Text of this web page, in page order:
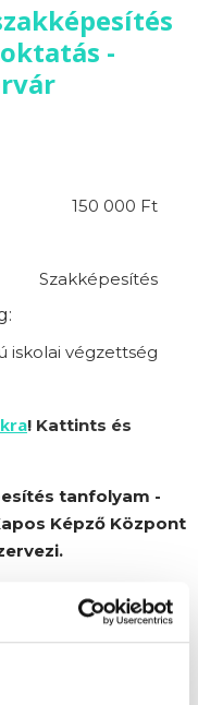
-
150 000 Ft
Szakképesítés
iskolai végzettség
! Kattints és
tanfolyam -
Képző Központ